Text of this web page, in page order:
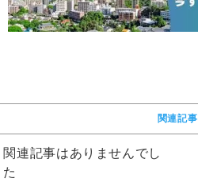
関連記事
関連記事はありませんでし
た